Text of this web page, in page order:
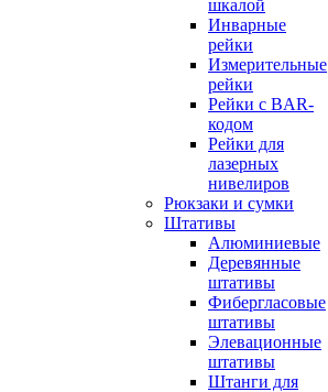
шкалой
Инварные
рейки
Измерительные
рейки
Рейки с BAR-
кодом
Рейки для
лазерных
нивелиров
Рюкзаки и сумки
Штативы
Алюминиевые
Деревянные
штативы
Фибергласовые
штативы
Элевационные
штативы
Штанги для